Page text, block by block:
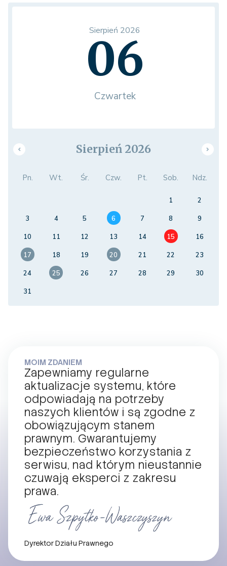
Sierpień 2026
06
Czwartek
Sierpień 2026
Pn. Wt. Śr. Czw. Pt. Sob. Ndz.
1
2
3
4 5 6 7 8
9
10
11 12 13 14 15
16
17
18 19 20 21 22
23
24
25 26 27 28 29
30
31
MOIM ZDANIEM
Zapewniamy regularne
aktualizacje systemu, które
odpowiadają na potrzeby
naszych klientów i są zgodne z
obowiązującym stanem
prawnym. Gwarantujemy
bezpieczeństwo korzystania z
serwisu, nad którym nieustannie
czuwają eksperci z zakresu
prawa.
Dyrektor Działu Prawnego